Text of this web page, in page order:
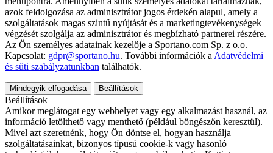
azok feldolgozása az adminisztrátor jogos érdekén alapul, amely a
szolgáltatások magas szintű nyújtását és a marketingtevékenységek
végzését szolgálja az adminisztrátor és megbízható partnerei részére.
Az Ön személyes adatainak kezelője a Sportano.com Sp. z o.o.
Kapcsolat: gdpr@sportano.hu. További információk a Adatvédelmi
és süti szabályzatunkban találhatók.
Mindegyik elfogadása Beállítások
Beállítások
Amikor meglátogat egy webhelyet vagy egy alkalmazást használ, az
információ letölthető vagy menthető (például böngészőn keresztül).
Mivel azt szeretnénk, hogy Ön döntse el, hogyan használja
szolgáltatásainkat, bizonyos típusú cookie-k vagy hasonló